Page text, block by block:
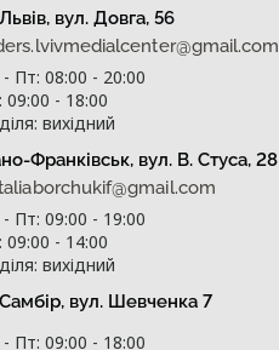
вул. Довга, 56
Пт: 08:00 - 20:00
09:00 - 18:00
вихідний
Франківськ, вул. В. Стуса, 28
Пт: 09:00 - 19:00
09:00 - 14:00
вихідний
вул. Шевченка 7
Пт: 09:00 - 18:00